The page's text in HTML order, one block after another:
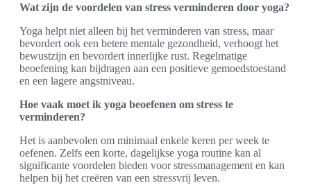
Wat zijn de voordelen van stress verminderen door yoga?
Yoga helpt niet alleen bij het verminderen van stress, maar
bevordert ook een betere mentale gezondheid, verhoogt het
bewustzijn en bevordert innerlijke rust. Regelmatige
beoefening kan bijdragen aan een positieve gemoedstoestand
en een lagere angstniveau.
Hoe vaak moet ik yoga beoefenen om stress te
verminderen?
Het is aanbevolen om minimaal enkele keren per week te
oefenen. Zelfs een korte, dagelijkse yoga routine kan al
significante voordelen bieden voor stressmanagement en kan
helpen bij het creëren van een stressvrij leven.